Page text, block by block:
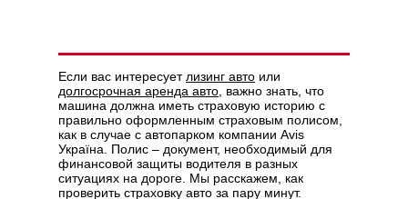
Если вас интересует лизинг авто или
долгосрочная аренда авто , важно знать, что
машина должна иметь страховую историю с
правильно оформленным страховым полисом,
как в случае с автопарком компании Avis
Україна. Полис – документ, необходимый для
финансовой защиты водителя в разных
ситуациях на дороге. Мы расскажем, как
проверить страховку авто за пару минут.
Политикой конфиденциальности